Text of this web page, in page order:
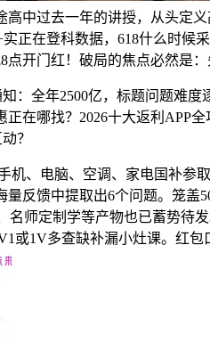
中过去一年的讲授，从头定
在登科数据，618什么时候
开门红！破局的焦点必然是：
全年2500亿，标题问题难度
在哪找？2026十大返利APP
？
电脑、空调、家电国补参
反馈中提取出6个问题。笼
师定制学等产物也已蓄势待
或1V多查缺补漏小灶课。红